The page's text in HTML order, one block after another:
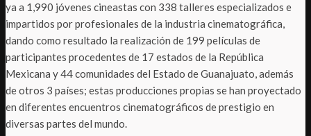
ya a 1,990 jóvenes cineastas con 338 talleres especializados e
impartidos por profesionales de la industria cinematográfica,
dando como resultado la realización de 199 películas de
participantes procedentes de 17 estados de la República
Mexicana y 44 comunidades del Estado de Guanajuato, además
de otros 3 países; estas producciones propias se han proyectado
en diferentes encuentros cinematográficos de prestigio en
diversas partes del mundo.